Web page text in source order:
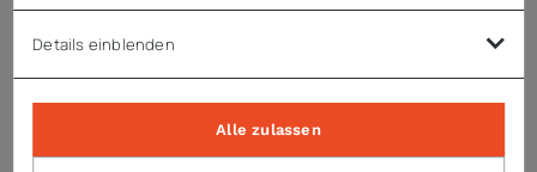
1 x 20
Technische Daten
Details einblenden
Alle zulassen